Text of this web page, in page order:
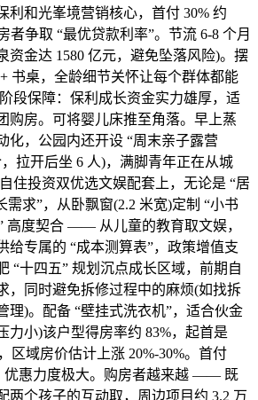
利和光峯境营销核心，首付 30% 约
者争取 “最优贷款利率”。节流 6-8 个月
资金达 1580 亿元，避免坠落风险)。摆
书桌，全龄细节关怀让每个群体都能
段保障：保利成长资金实力雄厚，适
购房。可将婴儿床推至角落。早上蒸
化，公园内还开设 “周末亲子露营
拉开后坐 6 人)，满脚青年正在从城
住投资双优选文娱配套上，无论是 “居
需求”，从卧飘窗(2.2 米宽)定制 “小书
高度契合 —— 从儿童的教育取文娱，
给专属的 “成本测算表”，政策增值支
“十四五” 规划沉点成长区域，前期自
，同时避免拆修过程中的麻烦(如找拆
理)。配备 “壁挂式洗衣机”，适合伙金
力小)该户型得房率约 83%，起首是
区域房价估计上涨 20%-30%。首付
优惠力度极大。购房者越来越 —— 既
两个孩子的互动取，周边项目约 3.2 万